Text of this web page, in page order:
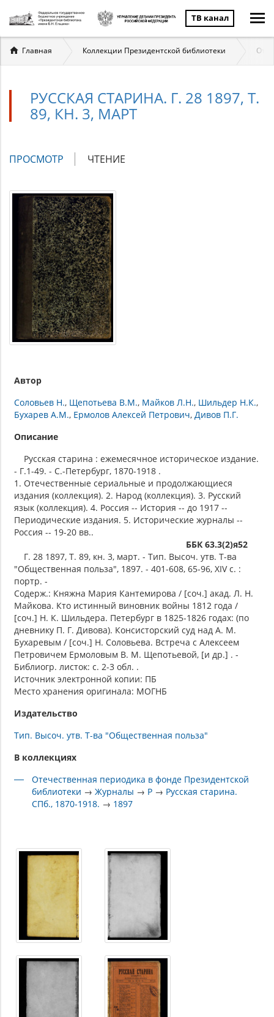
ТВ канал
Вы
здесь
Главная Коллекции Президентской библиотеки
РУССКАЯ СТАРИНА. Г. 28 1897, Т.
89, КН. 3, МАРТ
Главные
ПРОСМОТР (АКТИВНАЯ
ЧТЕНИЕ
Автор
Соловьев Н. Щепотьева В.М. Майков Л.Н. Шильдер Н.К.
Бухарев А.М. Ермолов Алексей Петрович Дивов П.Г.
Описание
Русская старина : ежемесячное историческое издание.
- Г.1-49. - С.-Петербург, 1870-1918 .
1. Отечественные сериальные и продолжающиеся
издания (коллекция). 2. Народ (коллекция). 3. Русский
язык (коллекция). 4. Россия -- История -- до 1917 --
Периодические издания. 5. Исторические журналы --
Россия -- 19-20 вв..
ББК 63.3(2)я52
Г. 28 1897, Т. 89, кн. 3, март. - Тип. Высоч. утв. Т-ва
"Общественная польза", 1897. - 401-608, 65-96, XIV с. :
портр. -
Содерж.: Княжна Мария Кантемирова / [соч.] акад. Л. Н.
Майкова. Кто истинный виновник войны 1812 года /
[соч.] Н. К. Шильдера. Петербург в 1825-1826 годах: (по
дневнику П. Г. Дивова). Консисторский суд над А. М.
Бухаревым / [соч.] Н. Соловьева. Встреча с Алексеем
Петровичем Ермоловым В. М. Щепотьевой, [и др.] . -
Библиогр. листок: с. 2-3 обл. .
Источник электронной копии: ПБ
Место хранения оригинала: МОГНБ
Издательство
Тип. Высоч. утв. Т-ва "Общественная польза"
В коллекциях
Отечественная периодика в фонде Президентской
библиотеки →Журналы → Р → Русская старина.
СПб., 1870-1918. → 1897